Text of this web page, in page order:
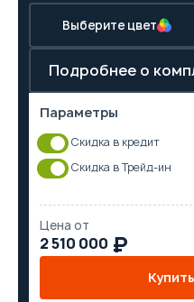
Выберите цвет
Подробнее о
Параметры
Скидка в кредит
Скидка в Трейд-ин
Цена от
2 510 000